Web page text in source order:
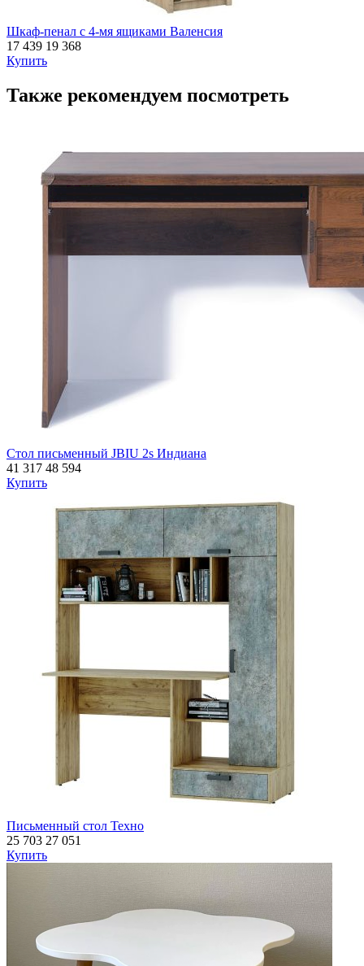
Шкаф-пенал с 4-мя ящиками Валенсия
17 439 19 368
Купить
Также рекомендуем посмотреть
Стол письменный JBIU 2s Индиана
41 317 48 594
Купить
Письменный стол Техно
25 703 27 051
Купить